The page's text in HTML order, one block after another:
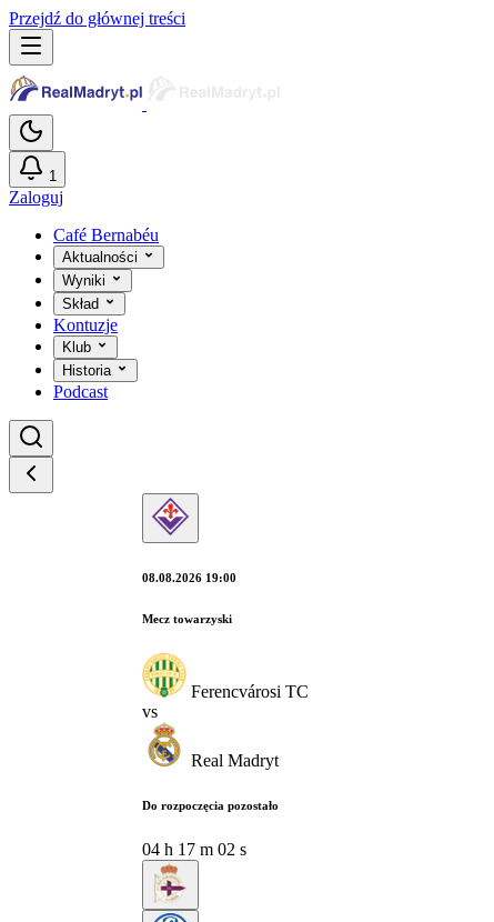
Przejdź do głównej treści
1
Zaloguj
Café Bernabéu
Aktualności
Wyniki
Skład
Kontuzje
Klub
Historia
Podcast
08.08.2026 19:00
Mecz towarzyski
Ferencvárosi TC
vs
Real Madryt
Do rozpoczęcia pozostało
04 h 17 m 01 s